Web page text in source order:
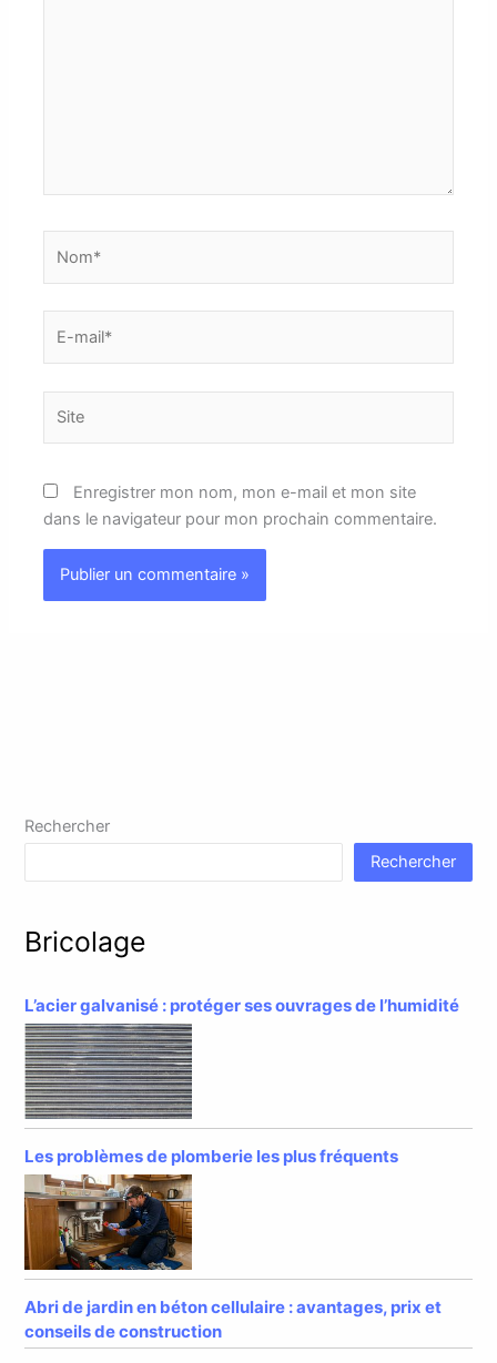
mail*
Enregistrer mon nom, mon e-mail et mon site
dans le navigateur pour mon prochain commentaire.
Rechercher
Rechercher
Bricolage
L’acier galvanisé : protéger ses ouvrages de l’humidité
Les problèmes de plomberie les plus fréquents
Abri de jardin en béton cellulaire : avantages, prix et
conseils de construction